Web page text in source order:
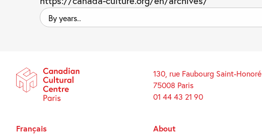
By
years..
130, rue Faubourg Saint-Honoré
75008 Paris
01 44 43 21 90
About
Français